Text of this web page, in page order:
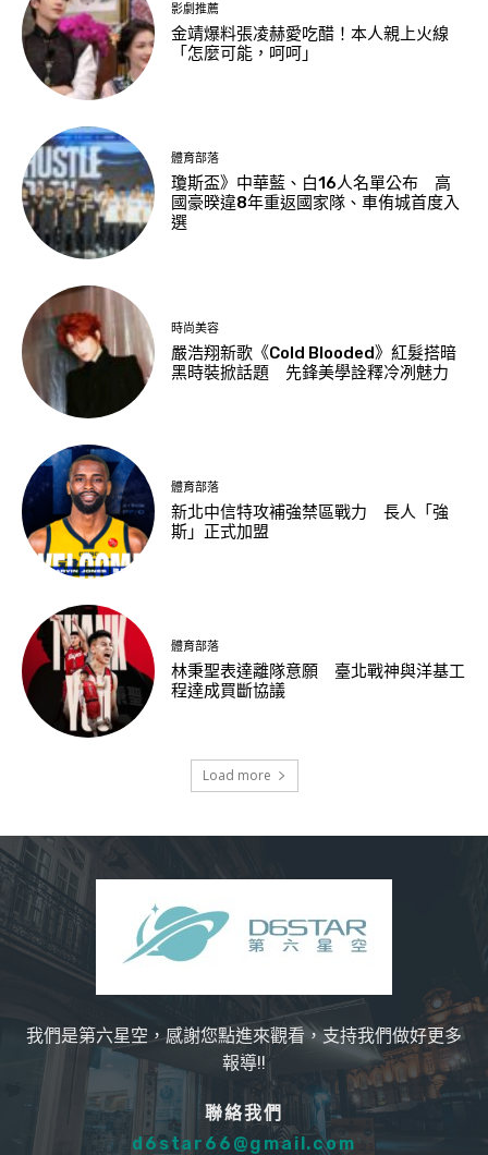
影劇推薦
金靖爆料張凌赫愛吃醋！本人親上火線
「怎麼可能，呵呵」
體育部落
瓊斯盃》中華藍、白16人名單公布 高
國豪暌違8年重返國家隊、車侑城首度入
選
時尚美容
嚴浩翔新歌《Cold Blooded》紅髮搭暗
黑時裝掀話題 先鋒美學詮釋冷冽魅力
體育部落
新北中信特攻補強禁區戰力 長人「強
斯」正式加盟
體育部落
林秉聖表達離隊意願 臺北戰神與洋基工
程達成買斷協議
Load more
我們是第六星空，感謝您點進來觀看，支持我們做好更多
報導!!
聯絡我們
d6star66@gmail.com